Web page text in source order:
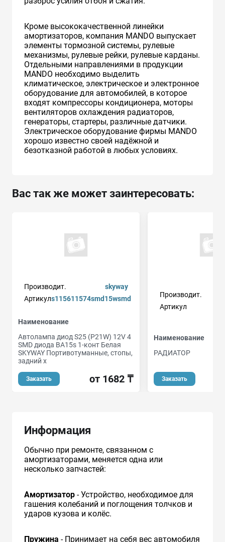
Кроме высококачественной линейки
амортизаторов, компания MANDO выпускает
элементы тормозной системы, рулевые
механизмы, рулевые рейки, рулевые карданы.
Отдельными направлениями в продукции
MANDO необходимо выделить
климатическое, электрическое и электронное
оборудование для автомобилей, в которое
входят компрессоры кондиционера, моторы
вентиляторов охлаждения радиаторов,
генераторы, стартеры, различные датчики.
Электрическое оборудование фирмы MANDO
хорошо известно своей надёжной и
безотказной работой в любых условиях.
Вас так же может заинтересовать:
Производит.
skyway
Артикулs115611574smd15wsmd
Наименование
Автолампа диод S25 (P21W) 12V 4
SMD диода BA15s 1-конт Белая
SKYWAY Портивотуманные, стопы,
задний х
Заказать от 1682 ₸
Производит.
Артикул
Наименование
РАДИАТОР
Заказать
Информация
Обычно при ремонте, связанном с
амортизаторами, меняется одна или
несколько запчастей:
Амортизатор - Устройство, необходимое для
гашения колебаний и поглощения толчков и
ударов кузова и колёс.
Пружина - Принимает на себя вес автомобиля